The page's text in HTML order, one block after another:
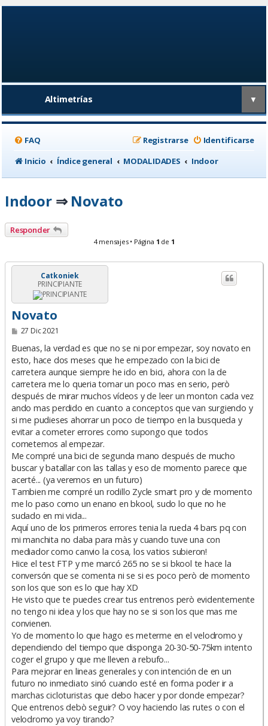
Altimetrías ▼
FAQ Identificarse
Registrarse
Inicio
Índice general MODALIDADES Indoor
Indoor⇒ Novato
Responder
4 mensajes • Página 1 de 1
Catkoniek
PRINCIPIANTE
Novato
M
n
s
a
j
e
27 Dic 2021
Buenas, la verdad es que no se ni por empezar, soy novato en
esto, hace dos meses que he empezado con la bici de
carretera aunque siempre he ido en bici, ahora con la de
carretera me lo queria tomar un poco mas en serio, però
después de mirar muchos vídeos y de leer un monton cada vez
ando mas perdido en cuanto a conceptos que van surgiendo y
si me pudieses ahorrar un poco de tiempo en la busqueda y
evitar a cometer errores como supongo que todos
cometemos al empezar.
Me compré una bici de segunda mano después de mucho
buscar y batallar con las tallas y eso de momento parece que
acerté... (ya veremos en un futuro)
Tambien me compré un rodillo Zycle smart pro y de momento
me lo paso como un enano en bkool, sudo lo que no he
sudado en mi vida...
Aquí uno de los primeros errores tenia la rueda 4 bars pq con
mi manchita no daba para màs y cuando tuve una con
mediador como canvio la cosa, los vatios subieron!
Hice el test FTP y me marcó 265 no se si bkool te hace la
conversón que se comenta ni se si es poco però de momento
son los que son es lo que hay XD
He visto que te puedes crear tus entrenos però evidentemente
no tengo ni idea y los que hay no se si son los que mas me
convienen.
Yo de momento lo que hago es meterme en el velodromo y
dependiendo del tiempo que disponga 20-30-50-75km intento
coger el grupo y que me lleven a rebufo...
Para mejorar en lineas generales y con intención de en un
futuro no inmediato sinó cuando esté en forma poder ir a
marchas cicloturistas que debo hacer y por donde empezar?
Que entrenos debò seguir? O voy haciendo las rutes o con el
velodromo ya voy tirando?